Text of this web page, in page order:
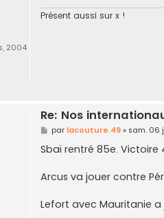
2004
Présent aussi sur x !
Re: Nos
M
e
s
s
g
e
par lacouture.49» sam. 06
Sbaï rentré 85e.
Arcus va jouer contre
Lefort avec Mauritanie a